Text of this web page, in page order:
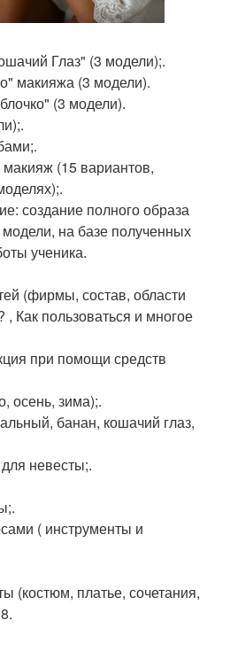
Глаз" (3 модели);.
макияжа (3 модели).
(3 модели).
(15 вариантов,
создание полного образа
на базе полученных
ученика.
(фирмы, состав, области
, Как пользоваться и многое
при помощи средств
осень, зима);.
банан, кошачий глаз,
невесты;.
( инструменты и
(костюм, платье, сочетания,